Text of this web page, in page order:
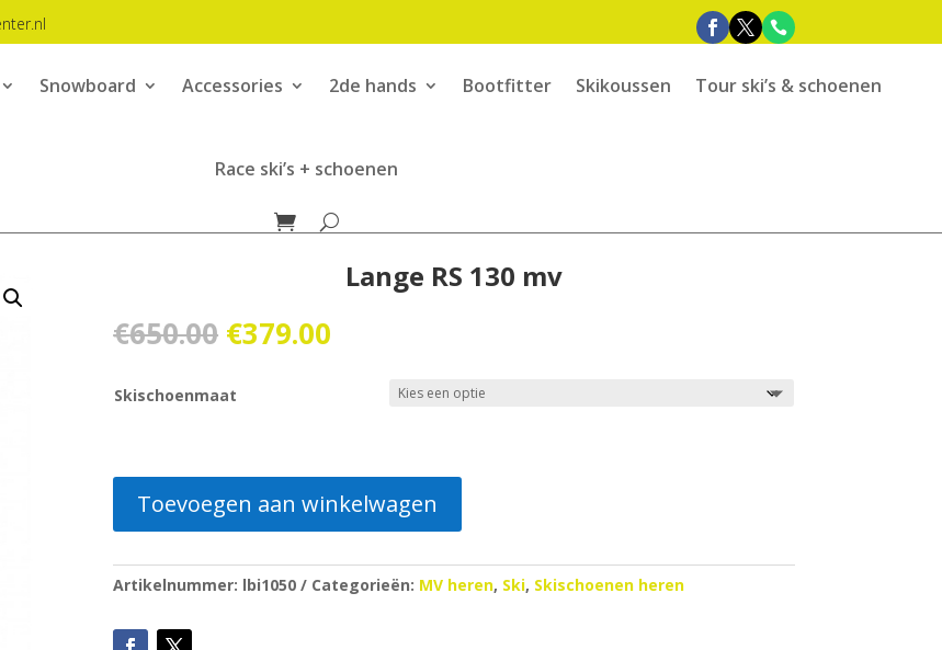
Snowboard Accessories 2de hands Bootfitter Skikoussen Tour ski’s & schoenen
Race ski’s + schoenen
Lange RS 130 mv
€650.00 Oorspronkelijke
prijs
was:
€650.00.
€379.00
€379.00.
Skischoenmaat
Toevoegen aan winkelwagen
Artikelnummer: lbi1050 Categorieën: MV heren, Ski, Skischoenen heren